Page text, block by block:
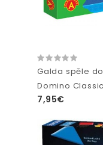
Galda spēle
Domino
7,95€